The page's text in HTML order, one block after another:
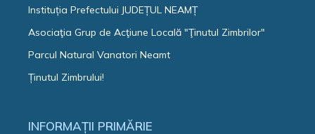
Instituția Prefectului JUDEȚUL NEAMȚ
Asociaţia Grup de Acţiune Locală "Ţinutul Zimbrilor"
Parcul Natural Vanatori Neamt
Ținutul Zimbrului!
INFORMAȚII PRIMĂRIE